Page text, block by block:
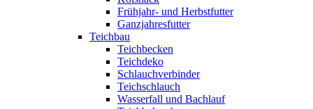
Frühjahr- und Herbstfutter
Ganzjahresfutter
Teichbau
Teichbecken
Teichdeko
Schlauchverbinder
Teichschlauch
Wasserfall und Bachlauf